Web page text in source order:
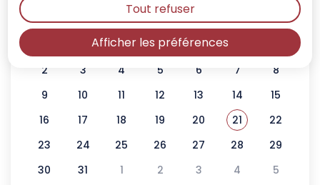
Afficher les préférences
Tout refuser
25 26 27
2
3 4 5 6 7
8
9
10 11 12 13 14
15
16
17 18 19 20 Voir tous les
21Mars 2026
22
23
24 25 26 27 28
29
30
31 1 2 3 4 5